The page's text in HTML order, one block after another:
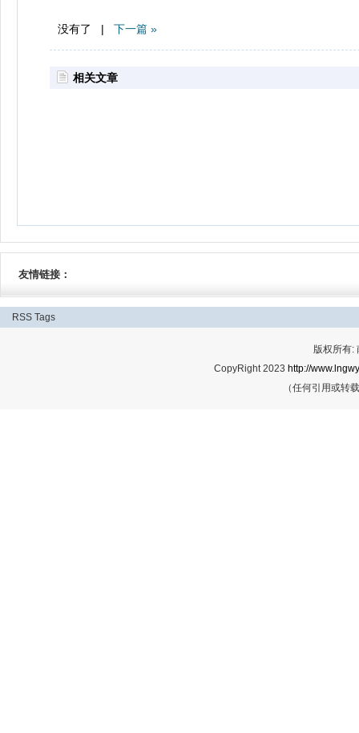
没有了 | 下一篇 »
相关文章
友情链接：
RSS Tags
版权所有:
CopyRight 2023 http://
（任何引用或转